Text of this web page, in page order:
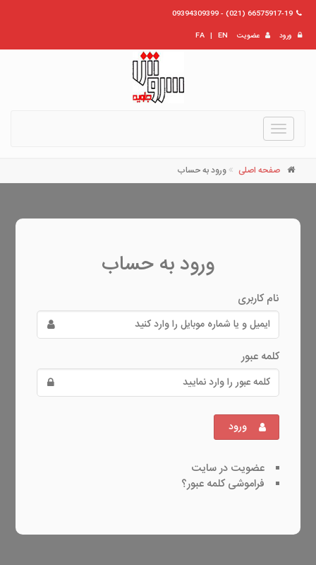
66575917-19 (021) - 09394309399
ورود
عضویت EN
|
FA
Toggle
navigation
صفحه اصلی ورود به حساب
ورود به حساب
نام کاربری
کلمه عبور
ورود
عضویت در سایت
فراموشی کلمه عبور؟